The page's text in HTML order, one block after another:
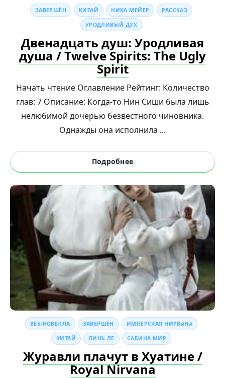
ЗАВЕРШЁН КИТАЙ НИКА МЕЙЕР РАССКАЗ
УРОДЛИВЫЙ ДУХ
Двенадцать душ: Уродливая
душа / Twelve Spirits: The Ugly
Spirit
Начать чтение Оглавление Рейтинг: Количество
глав: 7 Описание: Когда-то Нин Сиши была лишь
нелюбимой дочерью безвестного чиновника.
Однажды она исполнила ...
Подробнее
ВЕБ-НОВЕЛЛА ЗАВЕРШЁН ИМПЕРСКАЯ НИРВАНА
КИТАЙ ЛИНЬ ЛЕ САБИНА МИР
Журавли плачут в Хуатине /
Royal Nirvana